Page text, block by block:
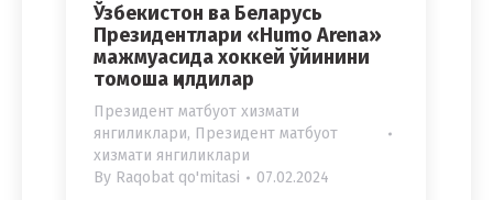
Ўзбекистон ва Беларусь
Президентлари «Humo Arena»
мажмуасида хоккей ўйинини
томоша қилдилар
Президент матбуот хизмати
янгиликлари, Президент матбуот
хизмати янгиликлари
By Raqobat qo'mitasi 07.02.2024